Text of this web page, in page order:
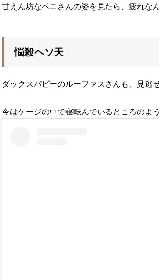
甘えん坊なベニさんの姿を見たら、疲れな
悩殺ヘソ天
ダックスパピーのルーファスさんも、見逃
今はケージの中で寝転んでいるところのよ